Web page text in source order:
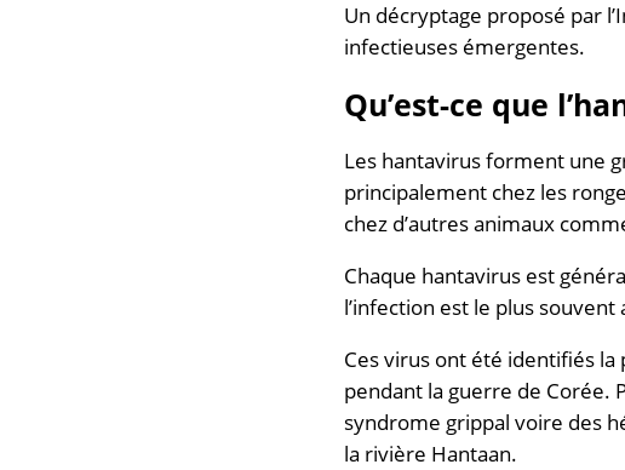
Un décryptage proposé par
infectieuses émergentes.
Qu’est-ce que
Les hantavirus forment une
principalement chez les
chez d’autres animaux
Chaque hantavirus est
l’infection est le plus
Ces virus ont été identifiés
pendant la guerre de Corée.
syndrome grippal voire des
la rivière Hantaan.